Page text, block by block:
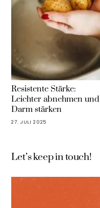
Resistente Stärke:
Leichter abnehmen und
Darm stärken
27. JULI 2025
Let’s keep in touch!